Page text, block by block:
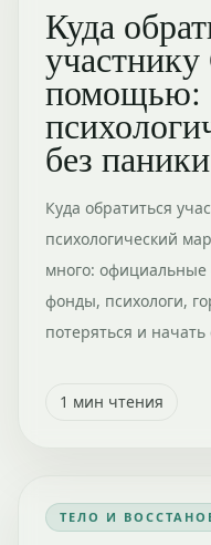
Куда
помощью:
без паники
Куда обратиться
психологический
много:
фонды, психологи,
потеряться и
1 мин чтения
ТЕЛО И